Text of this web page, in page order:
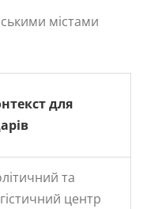
містами
для
та
центр